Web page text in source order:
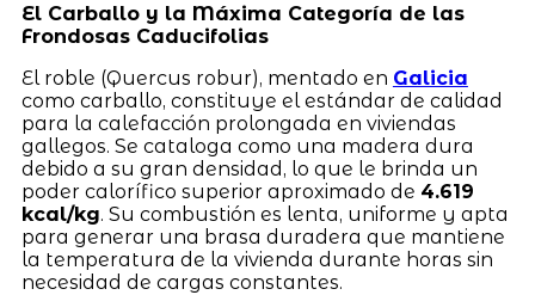
El Carballo y la Máxima Categoría de las
Frondosas Caducifolias
El roble (Quercus robur), mentado en Galicia
como carballo, constituye el estándar de calidad
para la calefacción prolongada en viviendas
gallegos. Se cataloga como una madera dura
debido a su gran densidad, lo que le brinda un
poder calorífico superior aproximado de 4.619
kcal/kg. Su combustión es lenta, uniforme y apta
para generar una brasa duradera que mantiene
la temperatura de la vivienda durante horas sin
necesidad de cargas constantes.